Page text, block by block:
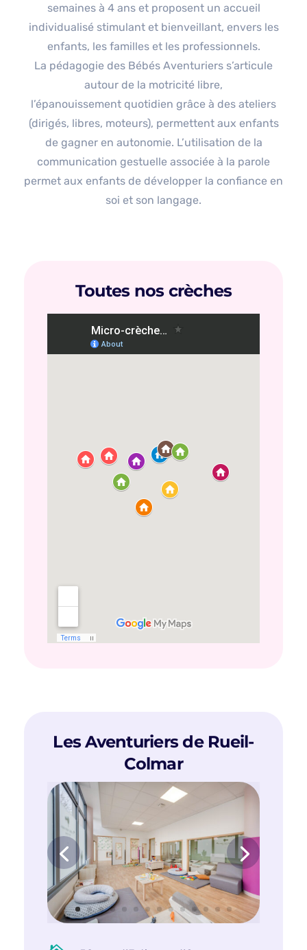
semaines à 4 ans et proposent un accueil
individualisé stimulant et bienveillant, envers les
enfants, les familles et les professionnels.
La pédagogie des Bébés Aventuriers s’articule
autour de la motricité libre,
l’épanouissement quotidien grâce à des ateliers
(dirigés, libres, moteurs), permettent aux enfants
de gagner en autonomie. L’utilisation de la
communication gestuelle associée à la parole
permet aux enfants de développer la confiance en
soi et son langage.
Toutes nos crèches
Les Aventuriers de Rueil-
Colmar